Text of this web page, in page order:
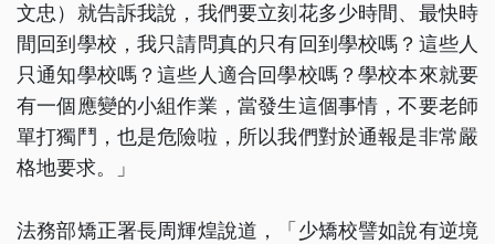
文忠）就告訴我說，我們要立刻花多少時間、最快時
間回到學校，我只請問真的只有回到學校嗎？這些人
只通知學校嗎？這些人適合回學校嗎？學校本來就要
有一個應變的小組作業，當發生這個事情，不要老師
單打獨鬥，也是危險啦，所以我們對於通報是非常嚴
格地要求。」
法務部矯正署長周輝煌說道，「少矯校譬如說有逆境